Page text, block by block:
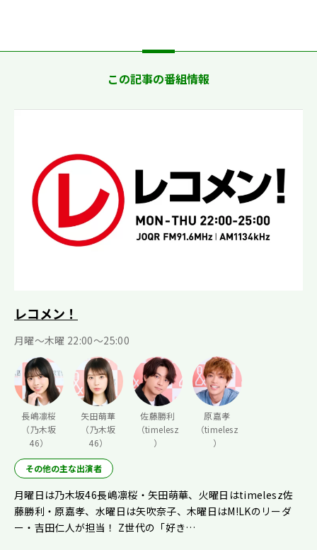
この記事の番組情報
レコメン！
月曜〜木曜 22:00〜25:00
長嶋凛桜
（乃木坂
46）
矢田萌華
（乃木坂
46）
佐藤勝利
（timelesz
）
原嘉孝
（timelesz
）
その他の主な出演者
月曜日は乃木坂46長嶋凛桜・矢田萌華、火曜日はtimelesz佐
藤勝利・原嘉孝、水曜日は矢吹奈子、木曜日はM!LKのリーダ
ー・吉田仁人が担当！ Z世代の「好き…